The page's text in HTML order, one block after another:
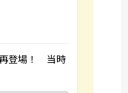
再登場！ 当時